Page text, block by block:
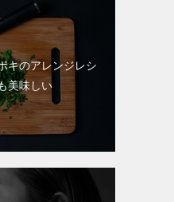
キのアレンジレシ
美味しい